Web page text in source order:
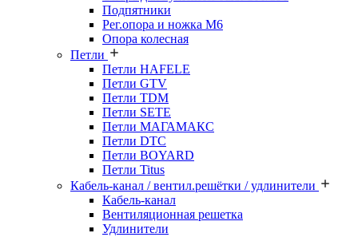
Подпятники
Рег.опора и ножка М6
Опора колесная
Петли
Петли HAFELE
Петли GTV
Петли TDM
Петли SETE
Петли МАГАМАКС
Петли DTC
Петли BOYARD
Петли Titus
Кабель-канал / вентил.решётки / удлинители
Кабель-канал
Вентиляционная решетка
Удлинители